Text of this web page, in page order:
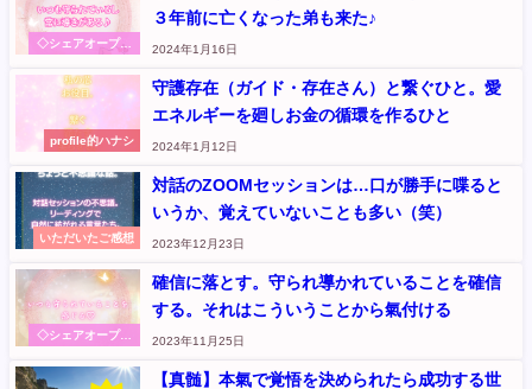
◇シェアオープン
伝えます
３年前に亡くなった弟も来た♪
2024年1月16日
profile的ハナシ
守護存在（ガイド・存在さん）と繋ぐひと。愛
エネルギーを廻しお金の循環を作るひと
2024年1月12日
いただいたご感想
対話のZOOMセッションは…口が勝手に喋ると
いうか、覚えていないことも多い（笑）
2023年12月23日
◇シェアオープン
伝えます
確信に落とす。守られ導かれていることを確信
する。それはこういうことから氣付ける
2023年11月25日
【真髄】本氣で覚悟を決められたら成功する世